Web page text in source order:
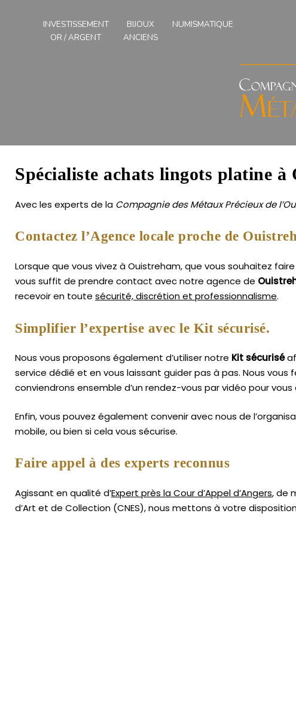
INVESTISSEMENT
OR / ARGENT
BIJOUX
ANCIENS
NUMISMATIQUE
Spécialiste achats lingots platine à
Avec les experts de la Compagnie des Métaux Précieux de
Contactez l’Agence locale proche de
Lorsque que vous vivez à Ouistreham, que vous souhaitez
vous suffit de prendre contact avec notre agence de
recevoir en toute sécurité, discrétion et professionnalisme.
Simplifier l’expertise avec le Kit sécurisé.
Nous vous proposons également d’utiliser notre Kit sécurisé
service dédié et en vous laissant guider pas à pas. Nous
conviendrons ensemble d’un rendez-vous par vidéo pour
Enfin, vous pouvez également convenir avec nous de
mobile, ou bien si cela vous sécurise.
Faire appel à des experts reconnus
Agissant en qualité d’Expert près la Cour d’Appel d’Angers, de
d’Art et de Collection (CNES),nous mettons à votre